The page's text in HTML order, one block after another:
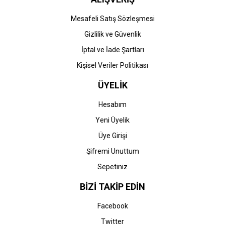
Mesafeli Satış Sözleşmesi
Gizlilik ve Güvenlik
İptal ve İade Şartları
Kişisel Veriler Politikası
ÜYELİK
Hesabım
Yeni Üyelik
Üye Girişi
Şifremi Unuttum
Sepetiniz
BİZİ TAKİP EDİN
Facebook
Twitter